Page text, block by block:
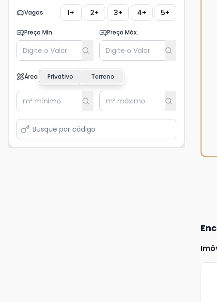
Vagas 1+ 2+ 3+ 4+ 5+
Preço Mín. Preço Máx.
Área Privativo Terreno